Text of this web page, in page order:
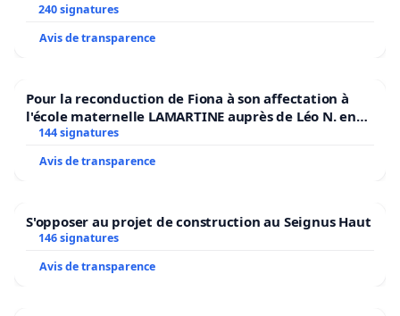
240 signatures
Avis de transparence
Pour la reconduction de Fiona à son affectation à
l'école maternelle LAMARTINE auprès de Léo N. en
2026/2027
144 signatures
Avis de transparence
S'opposer au projet de construction au Seignus Haut
146 signatures
Avis de transparence